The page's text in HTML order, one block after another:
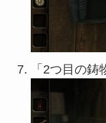
「2つ目の鋳